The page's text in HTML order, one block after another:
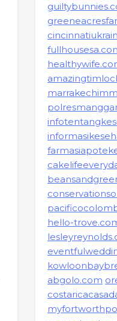
hello-
abgolo.com